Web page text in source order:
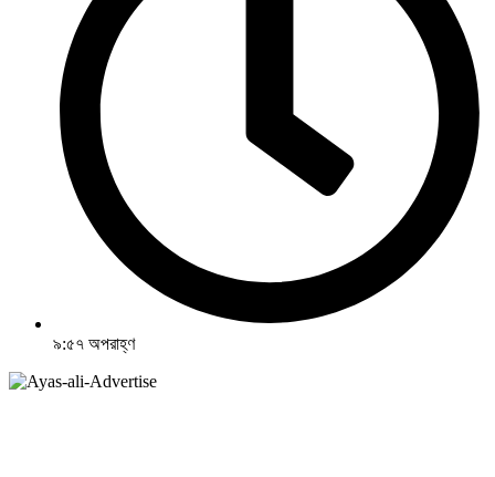
৯:৫৭ অপরাহ্ণ